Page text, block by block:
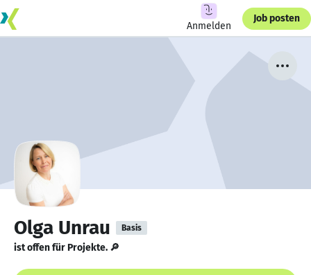
Anmelden
Job posten
Olga Unrau Basis
ist offen für Projekte. 🔎